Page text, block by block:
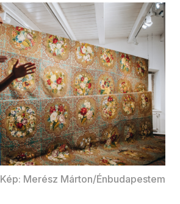
Kép: Merész Márton/Énbudapestem